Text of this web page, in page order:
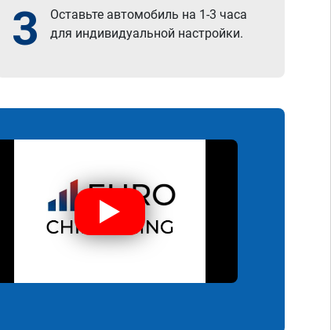
3
Оставьте автомобиль на 1-3 часа
для индивидуальной настройки.